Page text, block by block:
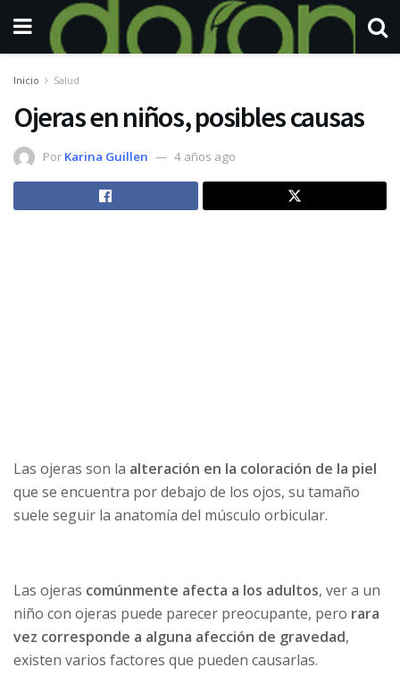
Inicio Salud
Ojeras en niños, posibles causas
Por Karina Guillen 4 años ago
Las ojeras son la alteración en la coloración de la piel
que se encuentra por debajo de los ojos, su tamaño
suele seguir la anatomía del músculo orbicular.
Las ojeras comúnmente afecta a los adultos, ver a un
niño con ojeras puede parecer preocupante, pero rara
vez corresponde a alguna afección de gravedad,
existen varios factores que pueden causarlas.